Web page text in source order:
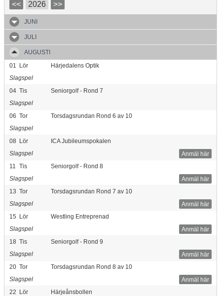
<< 2026 >>
JUNI
JULI
AUGUSTI
01
Lör
Härjedalens Optik
Slagspel
04 Tis
Seniorgolf - Rond 7
Slagspel
06 Tor
Torsdagsrundan Rond 6 av 10
Slagspel
08 Lör
ICA Jubileumspokalen
Anmäl här
Slagspel
11
Tis
Seniorgolf - Rond 8
Anmäl här
Slagspel
13 Tor
Torsdagsrundan Rond 7 av 10
Anmäl här
Slagspel
15 Lör
Westling Entreprenad
Anmäl här
Slagspel
18 Tis
Seniorgolf - Rond 9
Anmäl här
Slagspel
20 Tor
Torsdagsrundan Rond 8 av 10
Anmäl här
Slagspel
22 Lör
Härjeånsbollen